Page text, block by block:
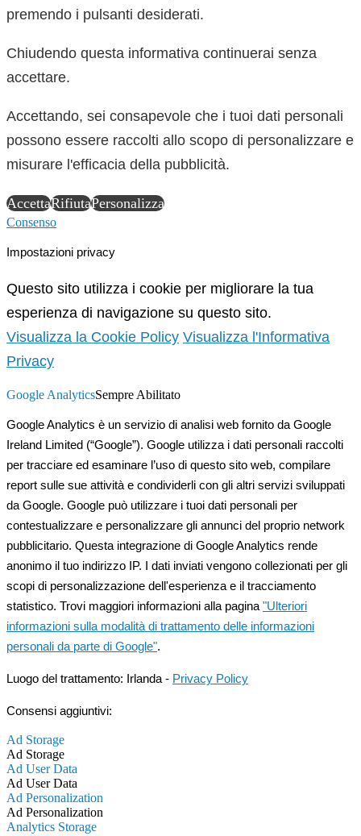
premendo i pulsanti desiderati.
Chiudendo questa informativa continuerai senza
accettare.
Accettando, sei consapevole che i tuoi dati personali
possono essere raccolti allo scopo di personalizzare e
misurare l'efficacia della pubblicità.
AccettaRifiutaPersonalizza
Consenso
Impostazioni privacy
Questo sito utilizza i cookie per migliorare la tua
esperienza di navigazione su questo sito.
Visualizza la Cookie Policy Visualizza l'Informativa
Privacy
Google AnalyticsSempre Abilitato
Google Analytics è un servizio di analisi web fornito da Google
Ireland Limited (“Google”). Google utilizza i dati personali raccolti
per tracciare ed esaminare l’uso di questo sito web, compilare
report sulle sue attività e condividerli con gli altri servizi sviluppati
da Google. Google può utilizzare i tuoi dati personali per
contestualizzare e personalizzare gli annunci del proprio network
pubblicitario. Questa integrazione di Google Analytics rende
anonimo il tuo indirizzo IP. I dati inviati vengono collezionati per gli
scopi di personalizzazione dell'esperienza e il tracciamento
statistico. Trovi maggiori informazioni alla pagina"Ulteriori
informazioni sulla modalità di trattamento delle informazioni
personali da parte di Google".
Luogo del trattamento: Irlanda - Privacy Policy
Consensi aggiuntivi:
Ad Storage
Ad Storage
Ad User Data
Ad User Data
Ad Personalization
Ad Personalization
Analytics Storage